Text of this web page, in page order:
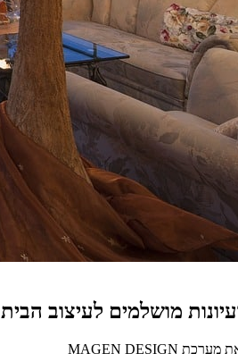
מושלמים לעיצוב הבית
מערכת MAGEN DESIGN